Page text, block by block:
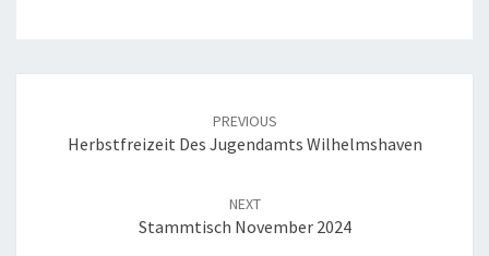
PREVIOUS
Herbstfreizeit Des Jugendamts Wilhelmshaven
NEXT
Stammtisch November 2024